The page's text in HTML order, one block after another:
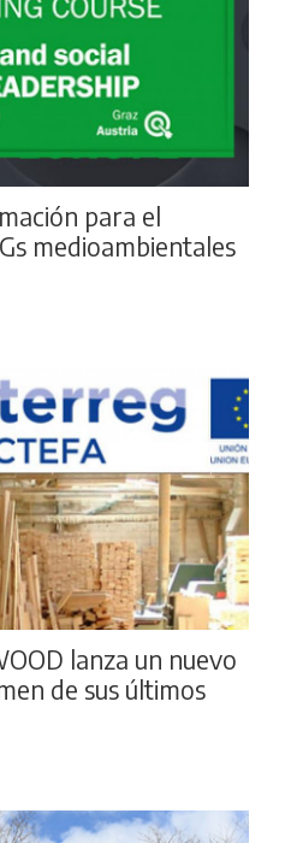
para el
medioambientales
lanza un nuevo
de sus últimos